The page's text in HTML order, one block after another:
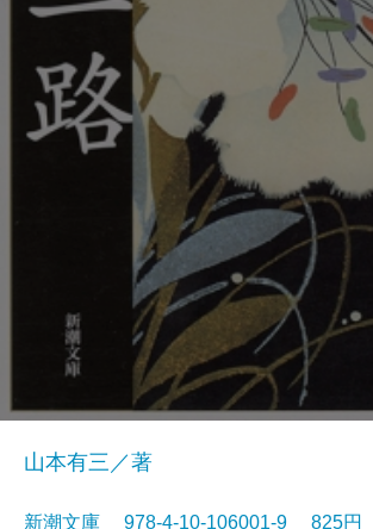
山本有三／著
新潮文庫 978-4-10-106001-9 825円